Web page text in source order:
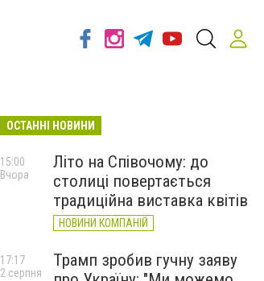
ОСТАННІ НОВИНИ
Літо на Співочому: до
столиці повертається
традиційна виставка квітів
НОВИНИ КОМПАНІЙ
15:00
Вчора
Трамп зробив гучну заяву
17:17
2 серпня